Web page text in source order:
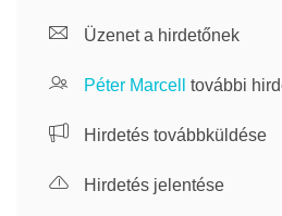
Üzenet a hirdetőnek
Péter Marcell további
Hirdetés továbbküldése
Hirdetés jelentése